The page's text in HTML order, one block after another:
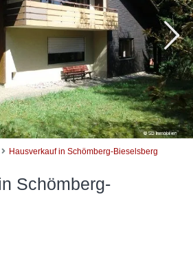
Hausverkauf in Schömberg-Bieselsberg
Schömberg-